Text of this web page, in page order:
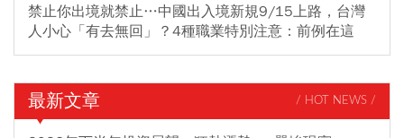
禁止你出境就禁止…中國出入境新規9/15上路，台灣
人小心「有去無回」？4種職業特別注意：前例在這
最新文章 / HOT NEWS /